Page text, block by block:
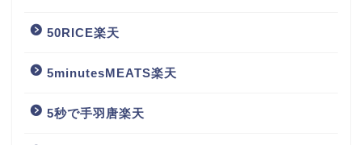
50RICE楽天
5minutesMEATS楽天
5秒で手羽唐楽天